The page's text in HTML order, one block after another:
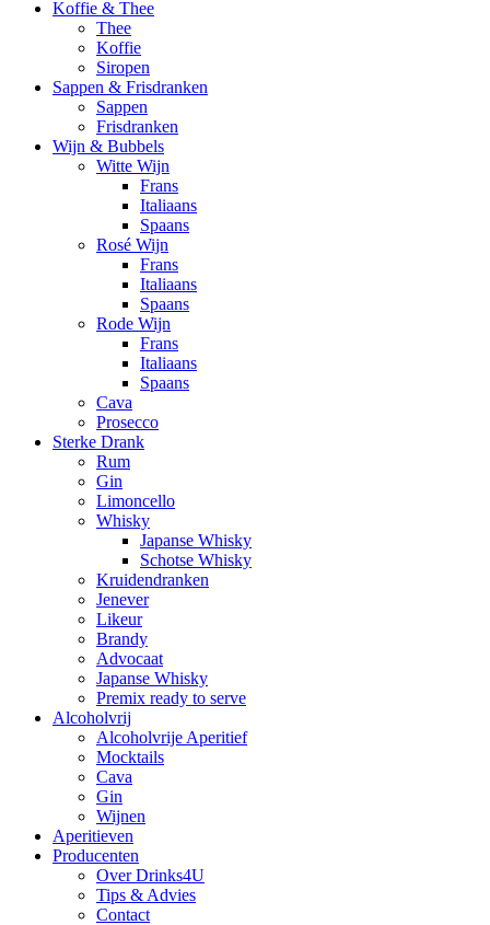
Koffie & Thee
Thee
Koffie
Siropen
Sappen & Frisdranken
Sappen
Frisdranken
Wijn & Bubbels
Witte Wijn
Frans
Italiaans
Spaans
Rosé Wijn
Frans
Italiaans
Spaans
Rode Wijn
Frans
Italiaans
Spaans
Cava
Prosecco
Sterke Drank
Rum
Gin
Limoncello
Whisky
Japanse Whisky
Schotse Whisky
Kruidendranken
Jenever
Likeur
Brandy
Advocaat
Japanse Whisky
Premix ready to serve
Alcoholvrij
Alcoholvrije Aperitief
Mocktails
Cava
Gin
Wijnen
Aperitieven
Producenten
Over Drinks4U
Tips & Advies
Contact